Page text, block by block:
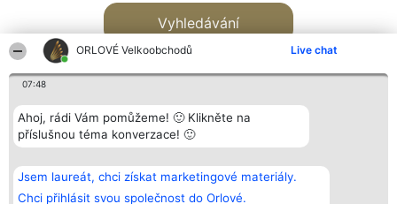
ORLOVÉ Velkoobchodů Live chat
07:48
Ahoj, rádi Vám pomůžeme! 🙂 Klikněte na
příslušnou téma konverzace! 🙂
Jsem laureát, chci získat marketingové materiály.
Chci přihlásit svou společnost do Orlové.
Vyhledávání
Bright Side Solutions sp. z o.
o. sp. k.
ul. Ruska 22
Vítězové
Seznam všech
laureátů
Kontakt